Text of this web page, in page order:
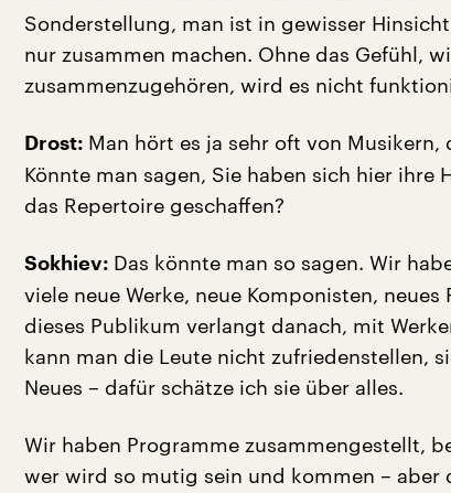
Sonderstellung, man ist in gewisser
nur zusammen machen. Ohne das Gefühl,
zusammenzugehören, wird es nicht
Drost: Man hört es ja sehr oft von
Könnte man sagen, Sie haben sich hier ihre
das Repertoire geschaffen?
Sokhiev: Das könnte man so sagen. Wir
viele neue Werke, neue Komponisten,
dieses Publikum verlangt danach, mit
kann man die Leute nicht zufriedenstellen,
Neues – dafür schätze ich sie über alles.
Wir haben Programme zusammengestellt,
wer wird so mutig sein und kommen – aber